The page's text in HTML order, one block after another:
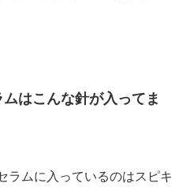
はこんな針が入ってま
ラムに入っているのはスピキ